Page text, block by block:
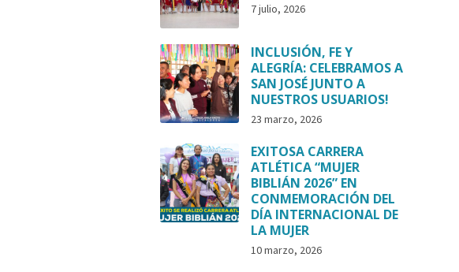
7 julio, 2026
INCLUSIÓN, FE Y
ALEGRÍA: CELEBRAMOS A
SAN JOSÉ JUNTO A
NUESTROS USUARIOS!
23 marzo, 2026
EXITOSA CARRERA
ATLÉTICA “MUJER
BIBLIÁN 2026” EN
CONMEMORACIÓN DEL
DÍA INTERNACIONAL DE
LA MUJER
10 marzo, 2026